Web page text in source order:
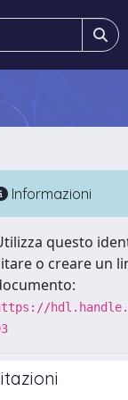
Informazioni
questo
o creare un